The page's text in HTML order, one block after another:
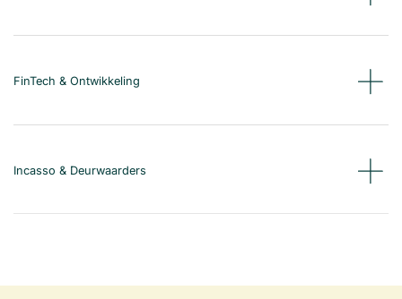
FinTech & Ontwikkeling
Incasso & Deurwaarders